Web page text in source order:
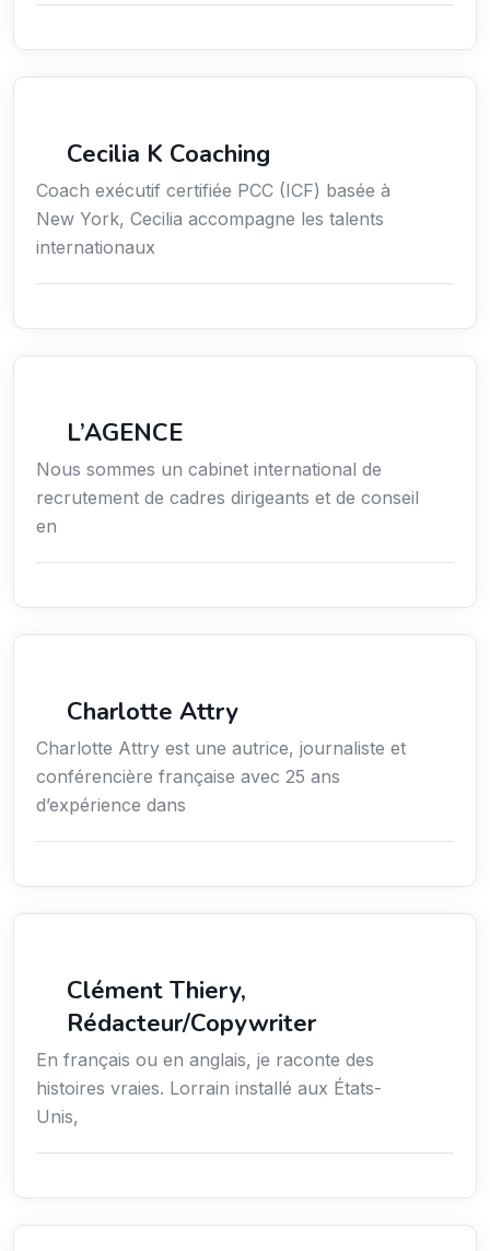
Cecilia K Coaching
Coach exécutif certifiée PCC (ICF) basée à
New York, Cecilia accompagne les talents
internationaux
L’AGENCE
Nous sommes un cabinet international de
recrutement de cadres dirigeants et de conseil
en
Charlotte Attry
Charlotte Attry est une autrice, journaliste et
conférencière française avec 25 ans
d’expérience dans
Clément Thiery,
Rédacteur/Copywriter
En français ou en anglais, je raconte des
histoires vraies. Lorrain installé aux États-
Unis,